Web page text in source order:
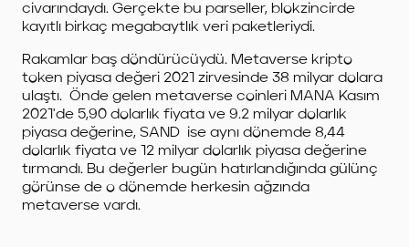
civarındaydı. Gerçekte bu parseller, blokzincirde
kayıtlı birkaç megabaytlık veri paketleriydi.
Rakamlar baş döndürücüydü. Metaverse kripto
token piyasa değeri 2021 zirvesinde 38 milyar dolara
ulaştı. Önde gelen metaverse coinleri MANA Kasım
2021'de 5,90 dolarlık fiyata ve 9.2 milyar dolarlık
piyasa değerine, SAND ise aynı dönemde 8,44
dolarlık fiyata ve 12 milyar dolarlık piyasa değerine
tırmandı. Bu değerler bugün hatırlandığında gülünç
görünse de o dönemde herkesin ağzında
metaverse vardı.